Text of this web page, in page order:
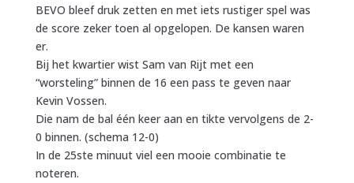
BEVO bleef druk zetten en met iets rustiger spel was
de score zeker toen al opgelopen. De kansen waren
er.
Bij het kwartier wist Sam van Rijt met een
“worsteling” binnen de 16 een pass te geven naar
Kevin Vossen.
Die nam de bal één keer aan en tikte vervolgens de 2-
0 binnen. (schema 12-0)
In de 25ste minuut viel een mooie combinatie te
noteren.